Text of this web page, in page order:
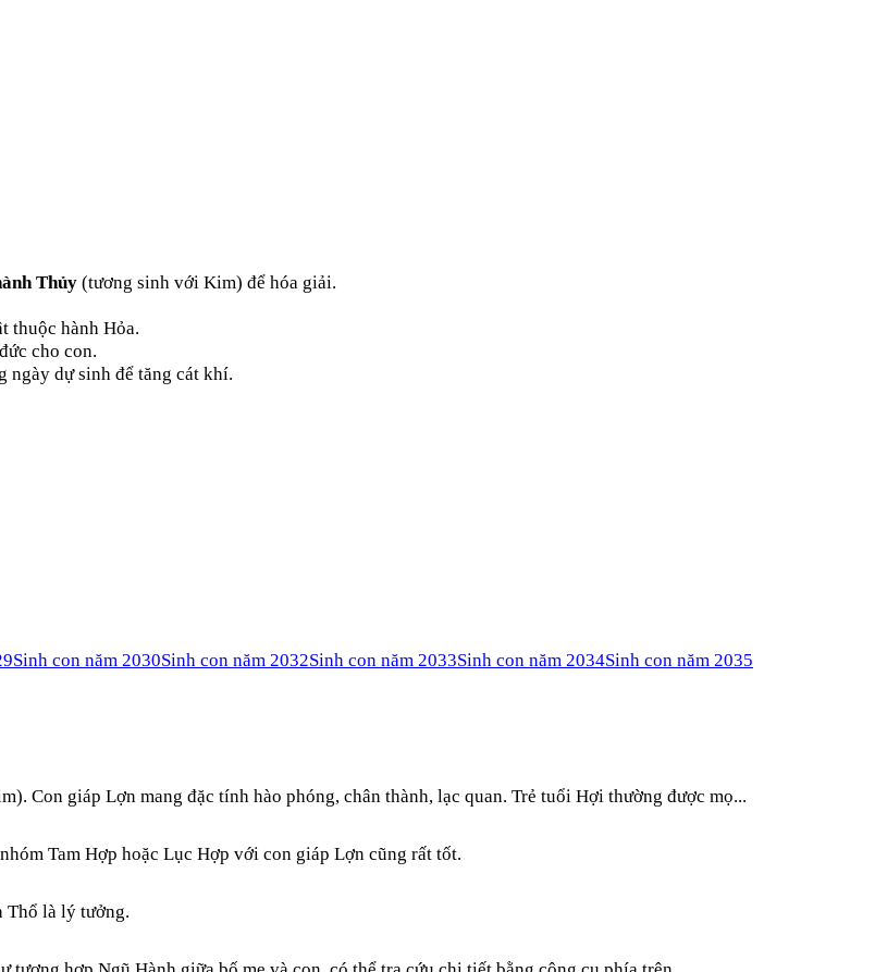
Thủy (tương sinh với Kim) để hóa giải.
thuộc hành Hỏa.
cho con.
dự sinh để tăng cát khí.
Sinh con năm 2030Sinh con năm 2032Sinh con năm 2033Sinh con năm 2034Sinh con năm 2035
Con giáp Lợn mang đặc tính hào phóng, chân thành, lạc quan. Trẻ tuổi Hợi thường được mọ...
Tam Hợp hoặc Lục Hợp với con giáp Lợn cũng rất tốt.
Thổ là lý tưởng.